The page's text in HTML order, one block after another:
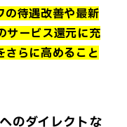
の待遇改善や最新
サービス還元に充
さらに高めること
のダイレクトな